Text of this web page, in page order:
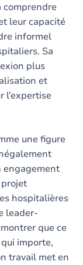
comprendre
leur capacité
informel
Sa
plus
et
l’expertise
une figure
engagement
hospitalières
leader-
que ce
importe,
travail met en